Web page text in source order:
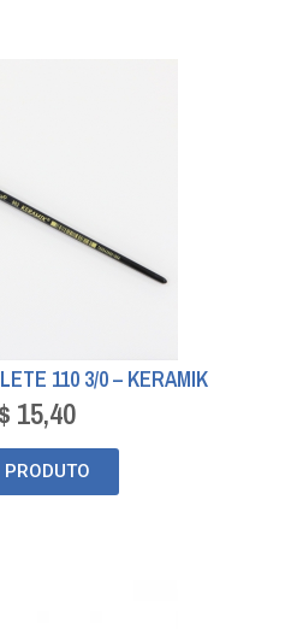
110 3/0 – KERAMIK
15,40
PRODUTO